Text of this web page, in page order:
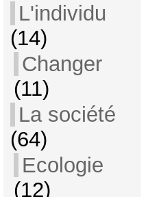
L'individu
(14)
Changer
(11)
La société
(64)
Ecologie
(12)